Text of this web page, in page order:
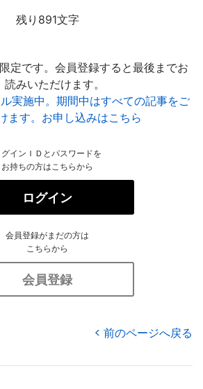
残り891文字
定です。会員登録すると最後までお
読みいただけます。
実施中。期間中はすべての記事をご
ます。お申し込みはこちら
グインＩＤとパスワードを
お持ちの方はこちらから
ログイン
会員登録がまだの方は
こちらから
会員登録
前のページへ戻る